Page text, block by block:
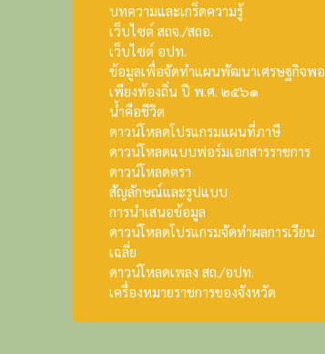
บทความและเกร็ดความรู้
เว็บไซต์ สถจ./สถอ.
เว็บไซต์ อปท.
ข้อมูลเพื่อจัดทำแผนพัฒนาเศรษฐกิจพอ
เพียงท้องถิ่น ปี พ.ศ. ๒๕๖๑
น้ำคือชีวิต
ดาวน์โหลดโปรแกรมแผนที่ภาษี
ดาวน์โหลดแบบฟอร์มเอกสารราชการ
ดาวน์โหลดตรา
สัญลักษณ์และรูปแบบ
การนำเสนอข้อมูล
ดาวน์โหลดโปรแกรมจัดทำผลการเรียน
เฉลี่ย
ดาวน์โหลดเพลง สถ./อปท.
เครื่องหมายราชการของจังหวัด